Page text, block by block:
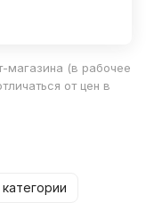
магазина (в рабочее
от цен в